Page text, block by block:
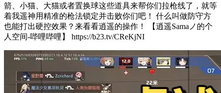
箭、小猫、大猫或者置换球这些道具来帮你们拉枪线了，就等
着我遥神用精准的枪法锁定并击败你们吧！ 什么叫做防守方
也能打出硬控效果？来看看逍遥的操作！ 【逍遥Samaノ的个
人空间-哔哩哔哩】 https://b23.tv/CReKjNI